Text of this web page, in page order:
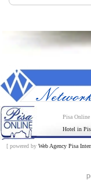
Pisa
Hotel in
[ powered by Web Agency Pisa